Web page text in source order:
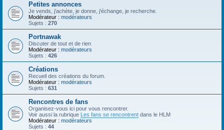
Petites annonces
Je vends, j'achète, je donne, j'échange, je recherche.
Modérateur : modérateurs
Sujets : 270
Portnawak
Discuter de tout et de rien
Modérateur : modérateurs
Sujets : 426
Créations
Recueil des créations du forum.
Modérateur : modérateurs
Sujets : 631
Rencontres de fans
Organisez-vous ici pour vous rencontrer.
Voir aussi la rubrique Les fans se rencontrent dans le HLM
Modérateur : modérateurs
Sujets : 44